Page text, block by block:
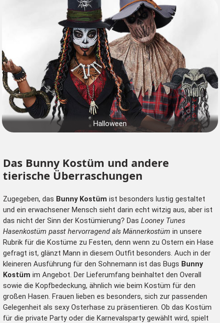
Halloween
Das Bunny Kostüm und andere
tierische Überraschungen
Zugegeben, das Bunny Kostüm ist besonders lustig gestaltet
und ein erwachsener Mensch sieht darin echt witzig aus, aber ist
das nicht der Sinn der Kostümierung? Das Looney Tunes
Hasenkostüm passt hervorragend als Männerkostüm in unsere
Rubrik für die Kostüme zu Festen, denn wenn zu Ostern ein Hase
gefragt ist, glänzt Mann in diesem Outfit besonders. Auch in der
kleineren Ausführung für den Sohnemann ist das Bugs Bunny
Kostüm im Angebot. Der Lieferumfang beinhaltet den Overall
sowie die Kopfbedeckung, ähnlich wie beim Kostüm für den
großen Hasen. Frauen lieben es besonders, sich zur passenden
Gelegenheit als sexy Osterhase zu präsentieren. Ob das Kostüm
für die private Party oder die Karnevalspartygewählt wird, spielt